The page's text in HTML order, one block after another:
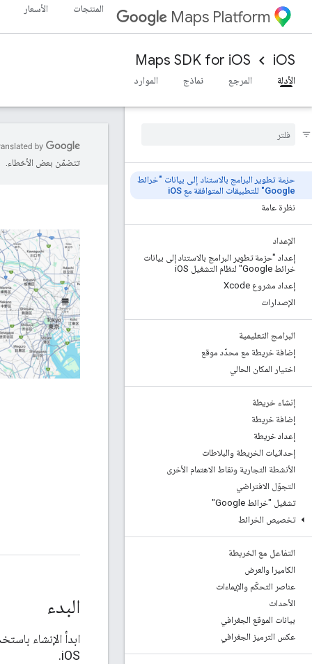
Maps Platform المنتجات الأسعار
iOS
Maps SDK for iOS
الأدلة
المرجع نماذج الموارد
حزمة تطوير البرامج بالاستناد إلى بيانات "خرائط
Google" للتطبيقات المتوافقة مع i
OS
نظرة عامة
الإعداد
إعداد "حزمة تطوير البرامج بالاستناد إلى بيانات
خرائط Google" لنظام التشغيل i
OS
إعداد مشروع Xcode
الإصدارات
البرامج التعليمية
إضافة خريطة مع محدّد موقع
اختيار المكان الحالي
إنشاء خريطة
إضافة خريطة
إعداد خريطة
إحداثيات الخريطة والبلاطات
الأنشطة التجارية ونقاط الاهتمام الأخرى
التجوّل الافتراضي
تشغيل "خرائط Google"
تخصيص الخرائط
التفاعل مع الخريطة
الكاميرا والعرض
عناصر التحكّم والإيماءات
الأحداث
بيانات الموقع الجغرافي
عكس الترميز الجغرافي
تتضمّن بعض الأخطاء.
البدء
iOS.